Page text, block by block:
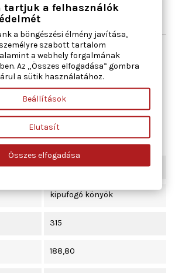
VÁLTÓSZÁMOK
120
kipufogó könyök
315
188,80
tartjuk a felhasználók
a böngészési élmény javítása,
szabott tartalom
a webhely forgalmának
Az „Összes elfogadása” gombra
a sütik használatához.
Beállítások
Elutasít
Összes elfogadása